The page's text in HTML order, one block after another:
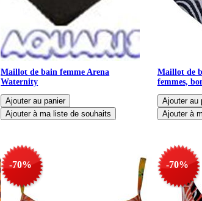
Maillot de bain femme Arena
Waternity
Maillot de
femmes,
-70% -70%